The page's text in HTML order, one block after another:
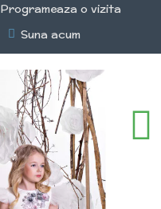
Programeaza o vizita
Suna acum